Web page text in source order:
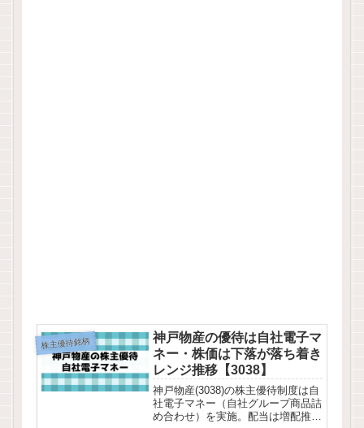
株主優待銘柄
神戸物産の優待は自社電子マ
ネー・株価は下落が落ち着き
レンジ推移【3038】
神戸物産(3038)の株主優待制度は自
社電子マネー（自社グループ商品詰
め合わせ）を実施。配当は増配推移